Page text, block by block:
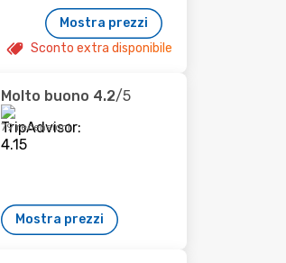
Mostra prezzi
Sconto extra disponibile
Molto buono 4.2/5
79 recensioni
Mostra prezzi